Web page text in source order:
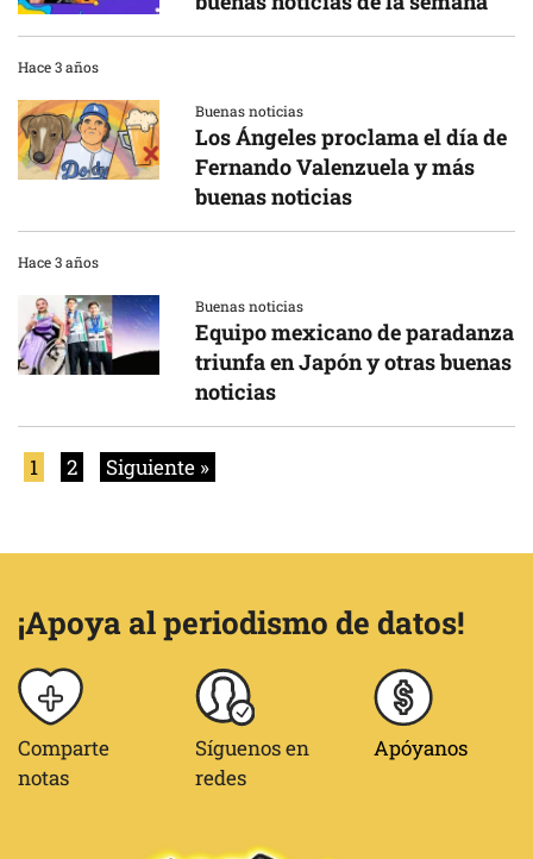
Hace 3 años
Buenas noticias
Los Ángeles proclama el día de
Fernando Valenzuela y más
buenas noticias
Hace 3 años
Buenas noticias
Equipo mexicano de paradanza
triunfa en Japón y otras buenas
noticias
1 2 Siguiente »
¡Apoya al periodismo de datos!
Comparte
notas
Síguenos en
redes
Apóyanos